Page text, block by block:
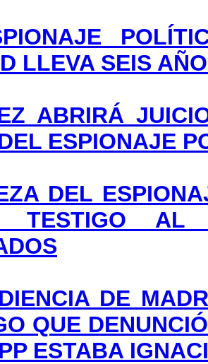
LLEVA SEIS
ABRIRÁ
ESPIONAJE
DEL
TESTIGO AL
DE
QUE
ESTABA